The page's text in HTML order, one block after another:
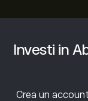
Investi in
Crea un